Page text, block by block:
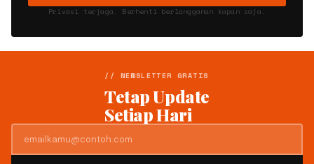
Privasi terjaga. Berhenti berlangganan kapan saja.
// NEWSLETTER GRATIS
Tetap Update
Setiap Hari